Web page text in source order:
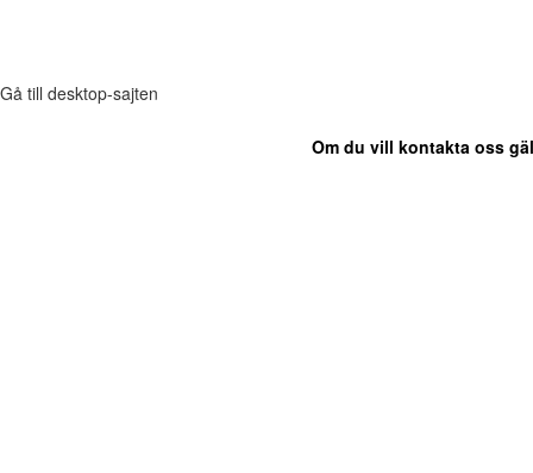
Gå till desktop-sajten
Om du vill kontakta oss